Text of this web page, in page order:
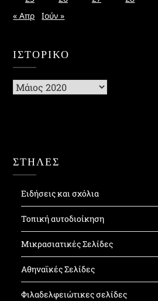
« Απρ
Ιούν »
ΙΣΤΟΡΙΚΌ
Ιστορικό
ΣΤΗΛΕΣ
Ειδήσεις και σχόλια
Τοπική αυτοδιοίκηση
Μικρασιατικές Σελίδες
Αθηναϊκές Σελίδες
Φιλαδελφειώτικες σελίδες